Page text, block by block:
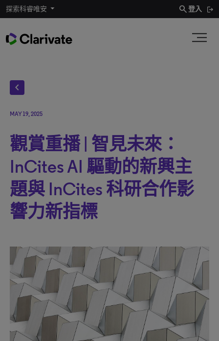
探索科睿唯安 search登入
chevron_left
MAY 19, 2025
觀賞重播 | 智見未來：
InCites AI 驅動的新興主
題與 InCites 科研合作影
響力新指標